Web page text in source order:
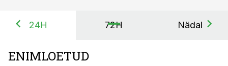
24H 72H Nädal
ENIMLOETUD